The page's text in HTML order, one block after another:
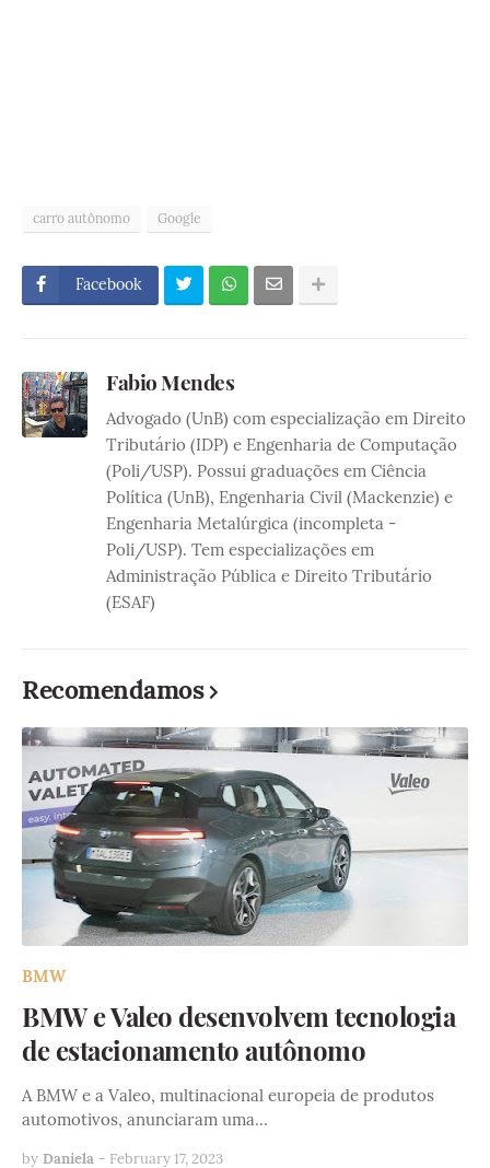
carro autônomo Google
Facebook
Fabio Mendes
Advogado (UnB) com especialização em Direito
Tributário (IDP) e Engenharia de Computação
(Poli/USP). Possui graduações em Ciência
Política (UnB), Engenharia Civil (Mackenzie) e
Engenharia Metalúrgica (incompleta -
Poli/USP). Tem especializações em
Administração Pública e Direito Tributário
(ESAF)
Recomendamos
BMW
BMW e Valeo desenvolvem tecnologia
de estacionamento autônomo
A BMW e a Valeo, multinacional europeia de produtos
automotivos, anunciaram uma…
by Daniela - February 17, 2023